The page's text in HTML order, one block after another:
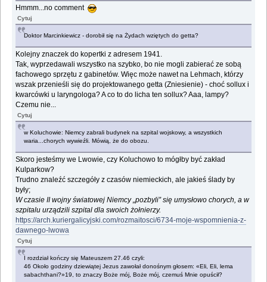
Hmmm...no comment
Cytuj
Doktor Marcinkiewicz - dorobił się na Żydach wziętych do getta?
Kolejny znaczek do kopertki z adresem 1941.
Tak, wyprzedawali wszystko na szybko, bo nie mogli zabierać ze sobą
fachowego sprzętu z gabinetów. Więc może nawet na Lehmach, którzy
wszak przenieśli się do projektowanego getta (Zniesienie) - choć sollux i
kwarcówki u laryngologa? A co to do licha ten sollux? Aaa, lampy?
Czemu nie...
Cytuj
w Koluchowie: Niemcy zabrali budynek na szpital wojskowy, a wszystkich
waria...chorych wywieźli. Mówią, że do obozu.
Skoro jesteśmy we Lwowie, czy Koluchowo to mógłby być zakład
Kulparkow?
Trudno znaleźć szczegóły z czasów niemieckich, ale jakieś ślady by
były;
W czasie II wojny światowej Niemcy „pozbyli” się umysłowo chorych, a w
szpitalu urządzili szpital dla swoich żołnierzy.
https://arch.kuriergalicyjski.com/rozmaitosci/6734-moje-wspomnienia-z-
dawnego-lwowa
Cytuj
I rozdział kończy się Mateuszem 27.46 czyli:
46 Około godziny dziewiątej Jezus zawołał donośnym głosem: «Eli, Eli, lema
sabachthani?»19, to znaczy Boże mój, Boże mój, czemuś Mnie opuścił?